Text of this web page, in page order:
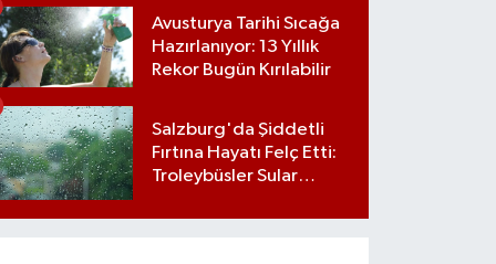
Avusturya Tarihi Sıcağa
Hazırlanıyor: 13 Yıllık
Rekor Bugün Kırılabilir
Salzburg'da Şiddetli
Fırtına Hayatı Felç Etti:
Troleybüsler Sular